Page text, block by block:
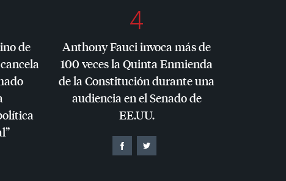
de
4
Anthony Fauci invoca más de
100 veces la Quinta Enmienda
de la Constitución durante una
audiencia en el Senado de
EE.UU.